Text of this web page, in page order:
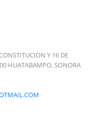
Y 16 DE
HUATABAMPO, SONORA